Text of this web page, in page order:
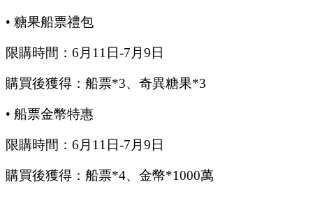
• 糖果船票禮包
限購時間： 6月 11 日-7月 9 日
購買後獲得：船票*3、奇異糖果*3
• 船票金幣特惠
限購時間： 6月 11 日-7月 9 日
購買後獲得：船票*4、金幣*1000萬